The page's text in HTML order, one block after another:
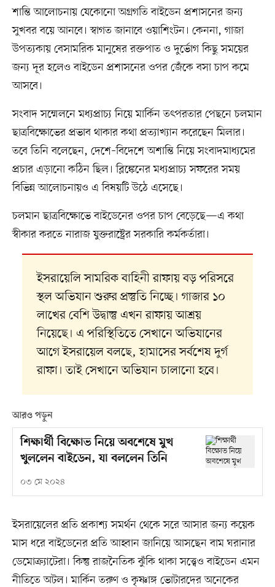
শান্তি আলোচনায় যেকোনো অগ্রগতি বাইডেন প্রশাসনের জন্য
সুখবর বয়ে আনবে। স্বাগত জানাবে ওয়াশিংটন। কেননা, গাজা
উপত্যকায় বেসামরিক মানুষের রক্তপাত ও দুর্ভোগ কিছু সময়ের
জন্য দূর হলেও বাইডেন প্রশাসনের ওপর জেঁকে বসা চাপ কমে
আসবে।
সংবাদ সম্মেলনে মধ্যপ্রাচ্য নিয়ে মার্কিন তৎপরতার পেছনে চলমান
ছাত্রবিক্ষোভের প্রভাব থাকার কথা প্রত্যাখ্যান করেছেন মিলার।
তবে তিনি বলেছেন, দেশে–বিদেশে অশান্তি নিয়ে সংবাদমাধ্যমের
প্রচার এড়ানো কঠিন ছিল। ব্লিঙ্কেনের মধ্যপ্রাচ্য সফরের সময়
বিভিন্ন আলোচনায়ও এ বিষয়টি উঠে এসেছে।
চলমান ছাত্রবিক্ষোভে বাইডেনের ওপর চাপ বেড়েছে—এ কথা
স্বীকার করতে নারাজ যুক্তরাষ্ট্রের সরকারি কর্মকর্তারা।
ইসরায়েলি সামরিক বাহিনী রাফায় বড় পরিসরে
স্থল অভিযান শুরুর প্রস্তুতি নিচ্ছে। গাজার ১০
লাখের বেশি উদ্বাস্তু এখন রাফায় আশ্রয়
নিয়েছে। এ পরিস্থিতিতে সেখানে অভিযানের
আগে ইসরায়েল বলছে, হামাসের সর্বশেষ দুর্গ
রাফা। তাই সেখানে অভিযান চালানো হবে।
আরও পড়ুন
শিক্ষার্থী বিক্ষোভ নিয়ে অবশেষে মুখ
খুললেন বাইডেন, যা বললেন তিনি
০৩ মে ২০২৪
ইসরায়েলের প্রতি প্রকাশ্য সমর্থন থেকে সরে আসার জন্য কয়েক
মাস ধরে বাইডেনের প্রতি আহ্বান জানিয়ে আসছেন বাম ঘরানার
ডেমোক্র্যাটেরা। কিন্তু রাজনৈতিক ঝুঁকি থাকা সত্ত্বেও বাইডেন এমন
নীতিতে অটল। মার্কিন তরুণ ও কৃষ্ণাঙ্গ ভোটারদের অনেকের